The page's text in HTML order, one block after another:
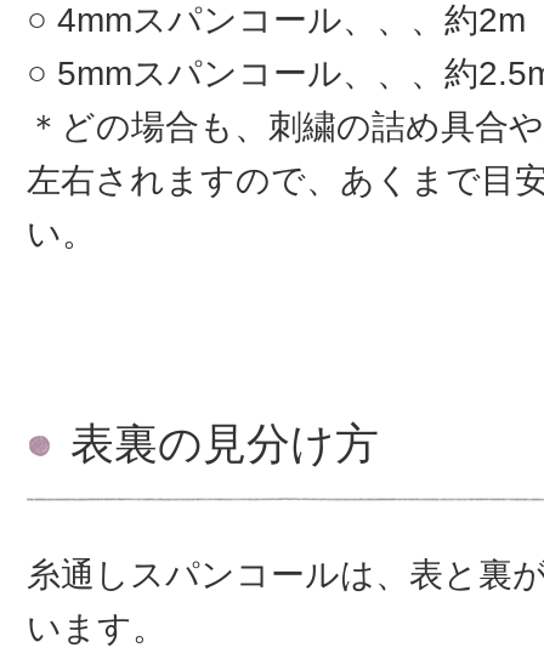
4mmスパンコール、、、約2m
5mmスパンコール、、、約
＊どの場合も、刺繍の詰め具合
左右されますので、あくまで目
い。
表裏の見分け方
糸通しスパンコールは、表と裏
います。